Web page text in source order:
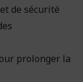
de sécurité
prolonger la